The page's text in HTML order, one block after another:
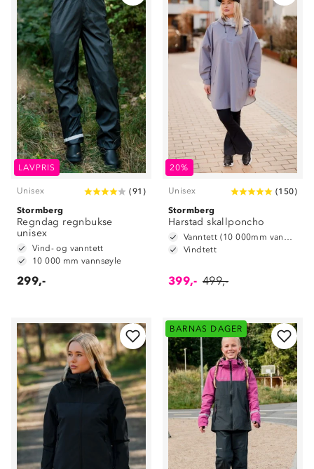
LAVPRIS
Unisex (91 )
Stormberg
Regndag regnbukse
unisex
Vind- og vanntett
10 000 mm vannsøyle
299,-
20%
Unisex (150)
Stormberg
Harstad skallponcho
Vanntett (10 000mm vannsøyle)
Vindtett
399,- 499,-
BARNAS DAGER